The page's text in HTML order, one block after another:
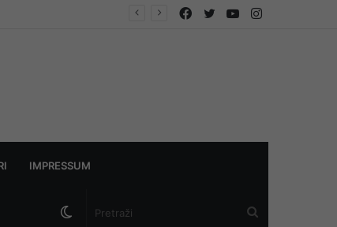
YouTube
Twitter
Facebook
IMPRESSUM
Switch